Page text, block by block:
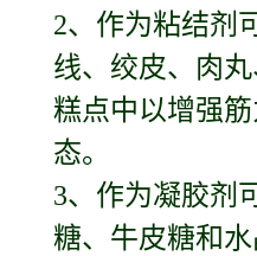
2、作为粘结剂
线、绞皮、肉
糕点中以增强
态。
3、作为凝胶剂
糖、牛皮糖和水